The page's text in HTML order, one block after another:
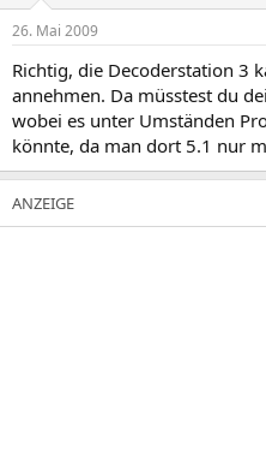
26. Mai 2009
Richtig, die Decoderstation 3
annehmen. Da müsstest du
wobei es unter Umständen
könnte, da man dort 5.1 nur